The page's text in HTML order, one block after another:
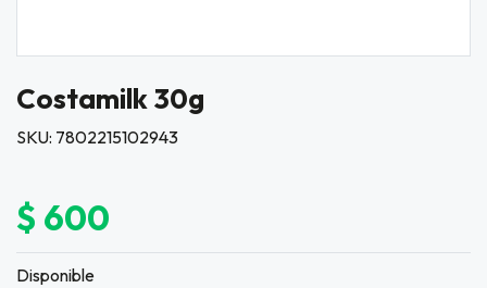
Costamilk 30g
SKU: 7802215102943
$ 600
Disponible